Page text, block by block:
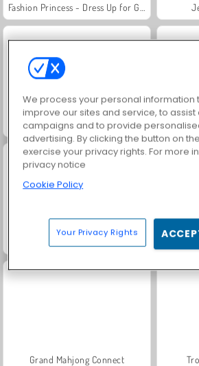
Heroes of Myths Masha
Grand Mahjong Connect
We process your personal information
improve our sites and service, to
campaigns and to provide
advertising. By clicking the button on
exercise your privacy rights. For more
privacy notice
Cookie Policy
Your Privacy Rights